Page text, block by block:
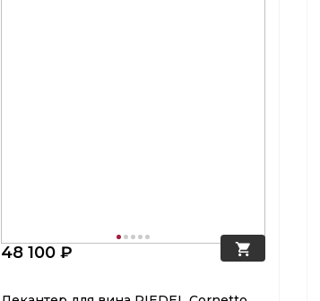
48 100 ₽